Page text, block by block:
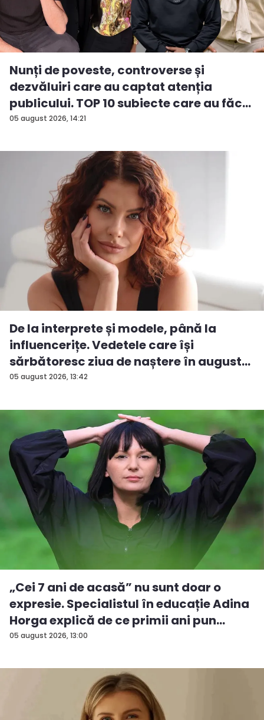
05 august 2026, 14:21
Nunți de poveste, controverse și
dezvăluiri care au captat atenția
publicului. TOP 10 subiecte care au făc...
05 august 2026, 13:42
De la interprete și modele, până la
influencerițe. Vedetele care își
sărbătoresc ziua de naștere în august...
05 august 2026, 13:00
„Cei 7 ani de acasă” nu sunt doar o
expresie. Specialistul în educație Adina
Horga explică de ce primii ani pun
baze...